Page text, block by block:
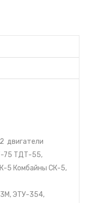
двигатели
75 ТДТ-55,
5 Комбайны СК-5,
ЭТУ-354,